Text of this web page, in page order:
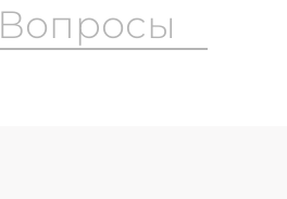
Вопросы